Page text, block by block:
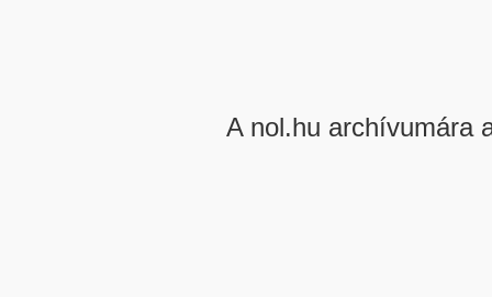
A nol.hu archívumára